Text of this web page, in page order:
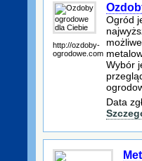
http://ozdoby-
ogrodowe.com
Ogród
Wybór
Data